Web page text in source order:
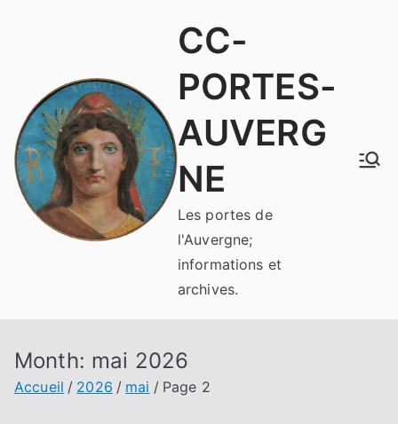
CC-
PORTES-
AUVERG
NE
Les portes de
l'Auvergne;
informations et
archives.
Month: mai 2026
Accueil 2026 mai Page 2